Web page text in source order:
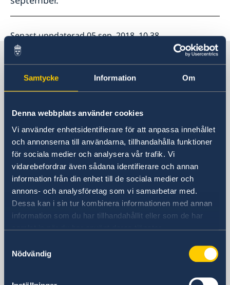
Samtycke Information Om
Denna webbplats använder cookies
Vi använder enhetsidentifierare för att anpassa innehållet
och annonserna till användarna, tillhandahålla funktioner
för sociala medier och analysera vår trafik. Vi
vidarebefordrar även sådana identifierare och annan
information från din enhet till de sociala medier och
annons- och analysföretag som vi samarbetar med.
Dessa kan i sin tur kombinera informationen med annan
information som du har tillhandahållit eller som de har
samlat in när du har använt deras tjänster.
Nödvändig
Senast uppdaterad 05 sep. 2018, 10.38
Sverige i Kina
Sveriges generalkonsulat i Shanghai
Besöksadress
Shanghai Central Plaza, våning 15
381 Huaihai Road (Middle)
Huangpu, Shanghai
Metro: South Huangpi Road (utgång 1)
Postadress
Sveriges generalkonsulat i Shanghai
1521-1541 Shanghai Central Plaza
381 Huaihai Road (Middle)
Shanghai 200020
Telefonnummer
+86 21 5359 9610